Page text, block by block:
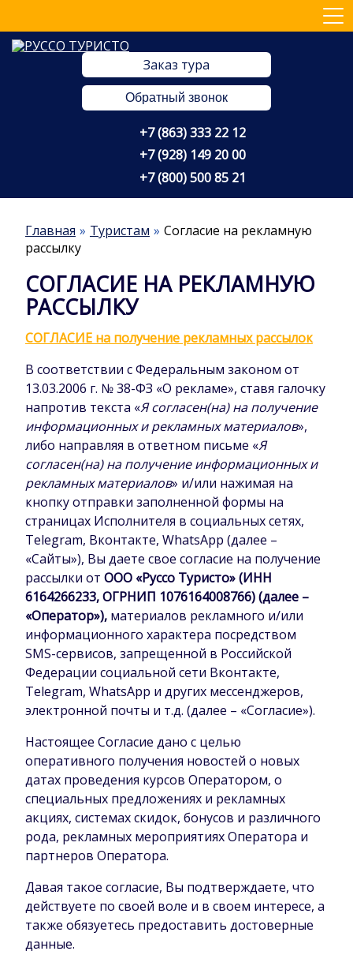
Заказ тура
Обратный звонок
+7 (863) 333 22 12
+7 (928) 149 20 00
+7 (800) 500 85 21
Главная Туристам
Согласие на рекламную
рассылку
СОГЛАСИЕ НА РЕКЛАМНУЮ
РАССЫЛКУ
СОГЛАСИЕ на получение рекламных рассылок
В соответствии с Федеральным законом от
13.03.2006 г. № 38-ФЗ «О рекламе», ставя галочку
напротив текста «Я согласен(на) на получение
информационных и рекламных материалов»,
либо направляя в ответном письме «Я
согласен(на) на получение информационных и
рекламных материалов» и/или нажимая на
кнопку отправки заполненной формы на
страницах Исполнителя в социальных сетях,
Telegram, Вконтакте, WhatsApp (далее –
«Сайты»), Вы даете свое согласие на получение
рассылки от ООО «Руссо Туристо» (ИНН
6164266233, ОГРНИП 1076164008766)(далее –
«Оператор»), материалов рекламного и/или
информационного характера посредством
SMS-сервисов, запрещенной в Российской
Федерации социальной сети Вконтакте,
Telegram, WhatsApp и других мессенджеров,
электронной почты и т.д. (далее – «Согласие»).
Настоящее Согласие дано с целью
оперативного получения новостей о новых
датах проведения курсов Оператором, о
специальных предложениях и рекламных
акциях, системах скидок, бонусов и различного
рода, рекламных мероприятиях Оператора и
партнеров Оператора.
Давая такое согласие, Вы подтверждаете, что
действуете по своей воле и в своем интересе, а
также обязуетесь предоставить достоверные
данные.